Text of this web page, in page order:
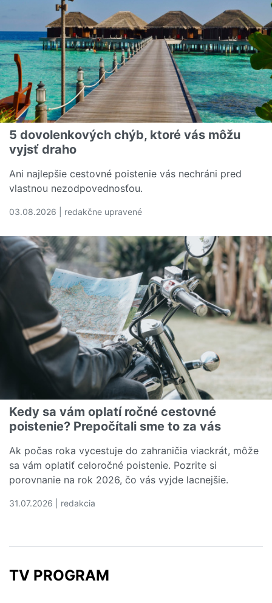
5 dovolenkových chýb, ktoré vás môžu
vyjsť draho
Ani najlepšie cestovné poistenie vás nechráni pred
vlastnou nezodpovednosťou.
03.08.2026 | redakčne upravené
Kedy sa vám oplatí ročné cestovné
poistenie? Prepočítali sme to za vás
Ak počas roka vycestuje do zahraničia viackrát, môže
sa vám oplatiť celoročné poistenie. Pozrite si
porovnanie na rok 2026, čo vás vyjde lacnejšie.
31.07.2026 | redakcia
TV PROGRAM